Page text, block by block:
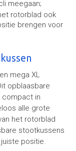
meegaan;
brengen voor
mega XL
opblaasbare
compact in
alle grote
het rotorblad
stootkussens
positie.